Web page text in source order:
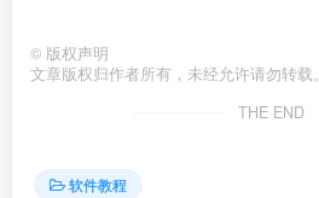
© 版权声明
文章版权归作者所有，未经允许请勿转载。
THE END
软件教程